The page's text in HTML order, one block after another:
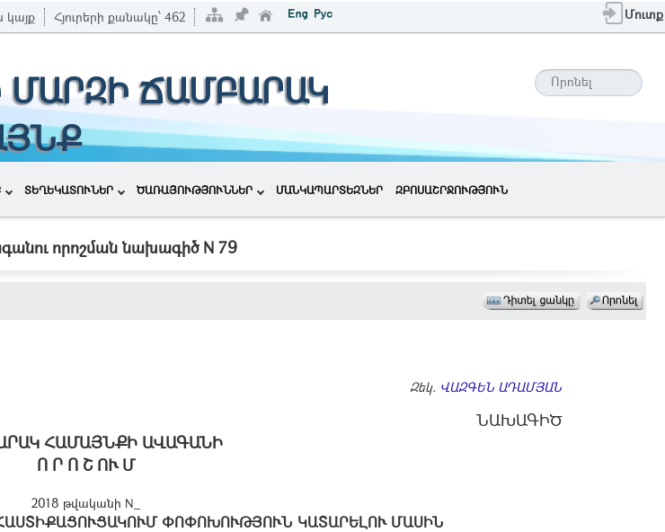
Հյուրերի քանակը՝ 462 Մուտք
ՃԱՄԲԱՐԱԿ
ՏԵՂԵԿԱՏՈՒՆԵՐ ԾԱՌԱՅՈՒԹՅՈՒՆՆԵՐ ՄԱՆԿԱՊԱՐՏԵԶՆԵՐ ԶԲՈՍԱՇՐՋՈՒԹՅՈՒՆ
որոշման նախագիծ N 79
Զեկ. ՎԱԶԳԵՆ ԱԴԱՄՅԱՆ
ՆԱԽԱԳԻԾ
ՀԱՄԱՅՆՔԻ ԱՎԱԳԱՆԻ
Ո Ր Ո Շ ՈՒ Մ
2018 թվականի N_
ՓՈՓՈԽՈՒԹՅՈՒՆ ԿԱՏԱՐԵԼՈՒ ՄԱՍԻՆ